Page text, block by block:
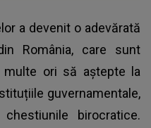
a devenit o adevărată
România, care sunt
ori să aștepte la
guvernamentale,
birocratice.